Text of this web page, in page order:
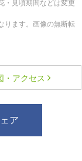
・見頃期間などは変更
ります。画像の無断転
・アクセス
ア